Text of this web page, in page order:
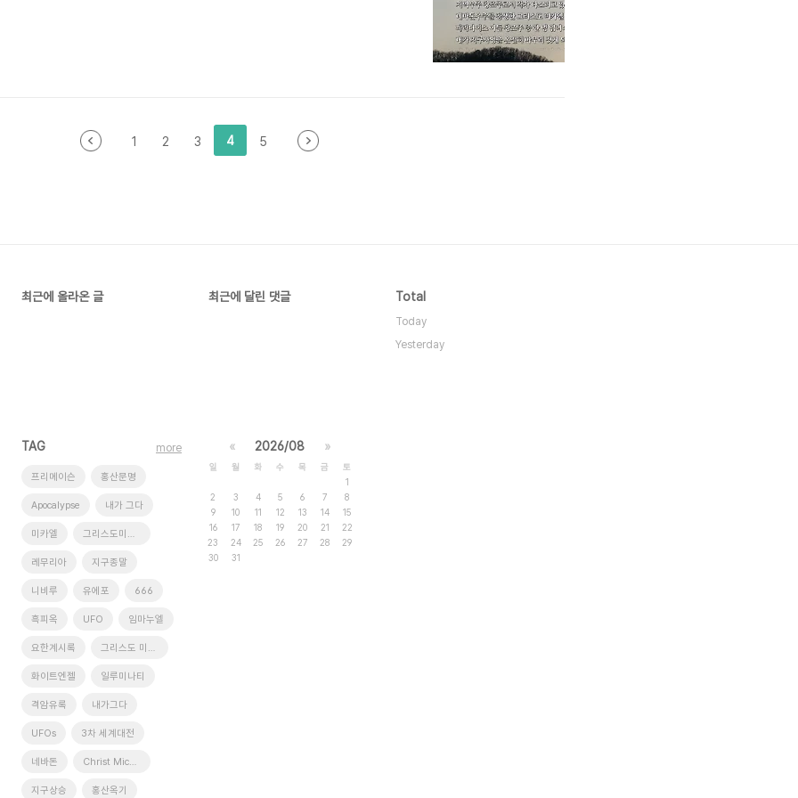
1 2 3 4 5
최근에 올라온 글 최근에 달린 댓글 Total
Today
Yesterday
TAG
프리메이슨 홍산문명
Apocalypse 내가 그다
미카엘 그리스도미카엘
레무리아 지구종말
니비루 유에포 666
흑피옥 UFO 임마누엘
요한계시록 그리스도 미카엘
화이트엔젤 일루미나티
격암유록 내가그다
UFOs 3차 세계대전
네바돈 Christ Michael
지구상승 홍산옥기
more « 2026/08 »
일 월 화 수 목 금
토
1
2
3 4 5 6 7
8
9
10 11 12 13 14
15
16
17 18 19 20 21
22
23
24 25 26 27 28
29
30
31